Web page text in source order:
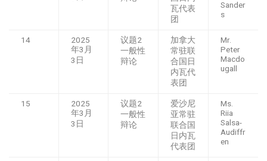
瓦代表
团
Sander
s
14
2025
年3月
3日
议题2
一般性
辩论
加拿大
常驻联
合国日
内瓦代
表团
Mr.
Peter
Macdo
ugall
15
2025
年3月
3日
议题2
一般性
辩论
爱沙尼
亚常驻
联合国
日内瓦
代表团
Ms.
Riia
Salsa-
Audiffr
en